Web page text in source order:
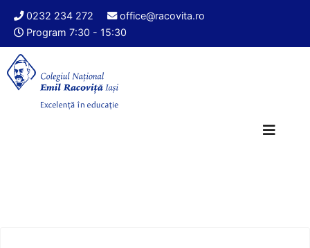
0232 234 272
office@racovita.ro
Program 7:30 - 15:30